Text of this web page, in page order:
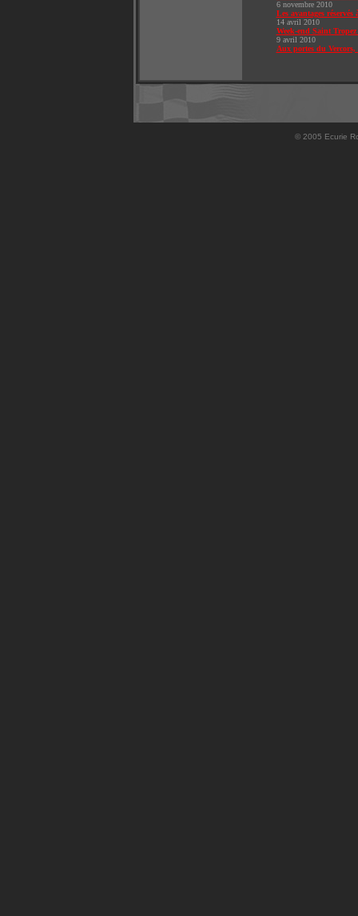
6 novembre 2010
Les avantages réservés
14 avril 2010
Week-end Saint
9 avril 2010
Aux portes du Vercors,
© 2005 Ecurie